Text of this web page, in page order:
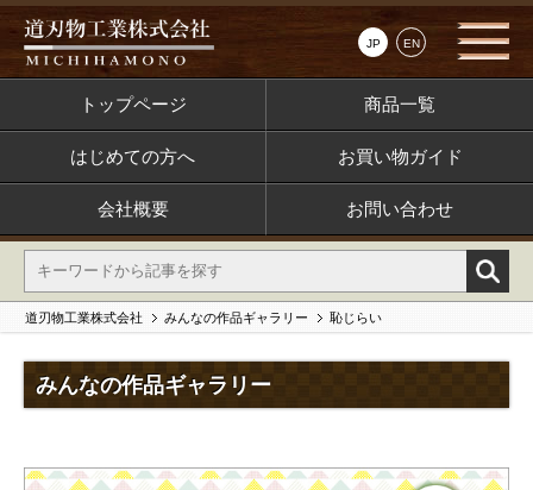
JP EN
トップページ 商品一覧
はじめての方へ お買い物ガイド
会社概要 お問い合わせ
道刃物工業株式会社 みんなの作品ギャラリー 恥じらい
みんなの作品ギャラリー